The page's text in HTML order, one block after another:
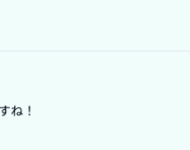
ね！